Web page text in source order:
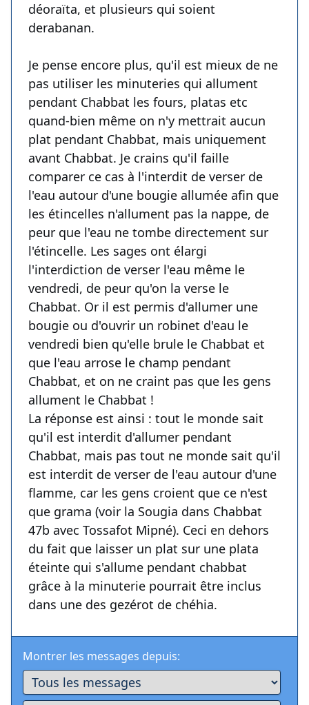
déoraïta, et plusieurs qui soient
derabanan.
Je pense encore plus, qu'il est mieux de ne
pas utiliser les minuteries qui allument
pendant Chabbat les fours, platas etc
quand-bien même on n'y mettrait aucun
plat pendant Chabbat, mais uniquement
avant Chabbat. Je crains qu'il faille
comparer ce cas à l'interdit de verser de
l'eau autour d'une bougie allumée afin que
les étincelles n'allument pas la nappe, de
peur que l'eau ne tombe directement sur
l'étincelle. Les sages ont élargi
l'interdiction de verser l'eau même le
vendredi, de peur qu'on la verse le
Chabbat. Or il est permis d'allumer une
bougie ou d'ouvrir un robinet d'eau le
vendredi bien qu'elle brule le Chabbat et
que l'eau arrose le champ pendant
Chabbat, et on ne craint pas que les gens
allument le Chabbat !
La réponse est ainsi : tout le monde sait
qu'il est interdit d'allumer pendant
Chabbat, mais pas tout ne monde sait qu'il
est interdit de verser de l'eau autour d'une
flamme, car les gens croient que ce n'est
que grama (voir la Sougia dans Chabbat
47b avec Tossafot Mipné). Ceci en dehors
du fait que laisser un plat sur une plata
éteinte qui s'allume pendant chabbat
grâce à la minuterie pourrait être inclus
dans une des gezérot de chéhia.
Montrer les messages depuis: